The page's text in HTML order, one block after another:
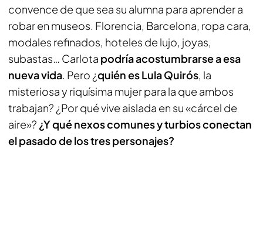
convence de que sea su alumna para aprender a
robar en museos. Florencia, Barcelona, ropa cara,
modales refinados, hoteles de lujo, joyas,
subastas… Carlota podría acostumbrarse a esa
nueva vida. Pero ¿quién es Lula Quirós, la
misteriosa y riquísima mujer para la que ambos
trabajan? ¿Por qué vive aislada en su «cárcel de
aire»? ¿Y qué nexos comunes y turbios conectan
el pasado de los tres personajes?